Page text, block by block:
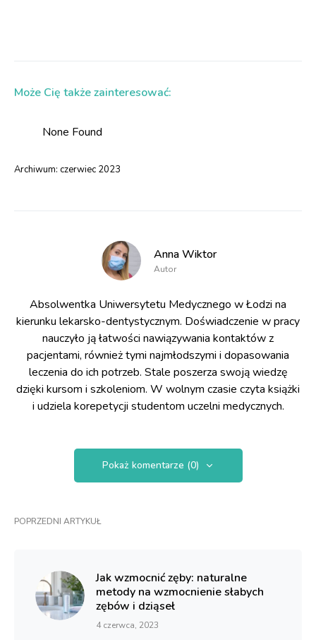
Może Cię także zainteresować:
None Found
Archiwum: czerwiec 2023
Anna Wiktor
Autor
Absolwentka Uniwersytetu Medycznego w Łodzi na
kierunku lekarsko-dentystycznym. Doświadczenie w pracy
nauczyło ją łatwości nawiązywania kontaktów z
pacjentami, również tymi najmłodszymi i dopasowania
leczenia do ich potrzeb. Stale poszerza swoją wiedzę
dzięki kursom i szkoleniom. W wolnym czasie czyta książki
i udziela korepetycji studentom uczelni medycznych.
Pokaż komentarze (0)
POPRZEDNI ARTYKUŁ
Jak wzmocnić zęby: naturalne
metody na wzmocnienie słabych
zębów i dziąseł
4 czerwca, 2023